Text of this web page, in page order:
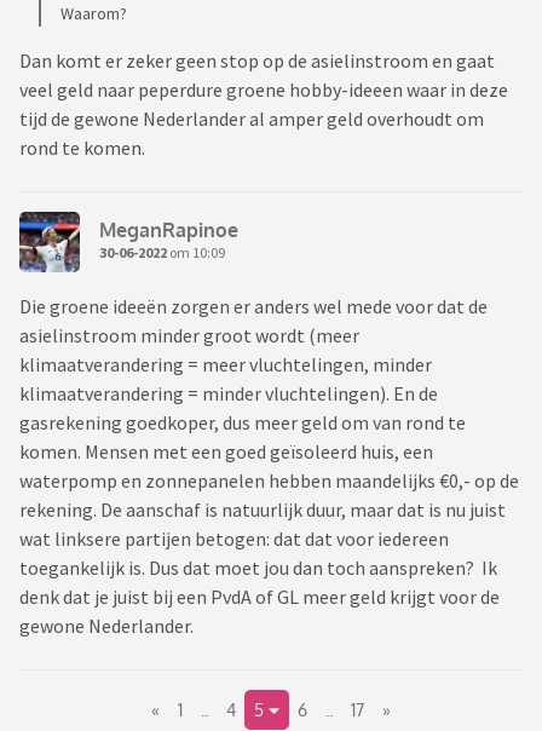
Waarom?
Dan komt er zeker geen stop op de asielinstroom en gaat
veel geld naar peperdure groene hobby-ideeen waar in deze
tijd de gewone Nederlander al amper geld overhoudt om
rond te komen.
MeganRapinoe
30-06-2022 om 10:09
Die groene ideeën zorgen er anders wel mede voor dat de
asielinstroom minder groot wordt (meer
klimaatverandering = meer vluchtelingen, minder
klimaatverandering = minder vluchtelingen). En de
gasrekening goedkoper, dus meer geld om van rond te
komen. Mensen met een goed geïsoleerd huis, een
waterpomp en zonnepanelen hebben maandelijks €0,- op de
rekening. De aanschaf is natuurlijk duur, maar dat is nu juist
wat linksere partijen betogen: dat dat voor iedereen
toegankelijk is. Dus dat moet jou dan toch aanspreken? Ik
denk dat je juist bij een PvdA of GL meer geld krijgt voor de
gewone Nederlander.
« 1 4 5 6 17 »